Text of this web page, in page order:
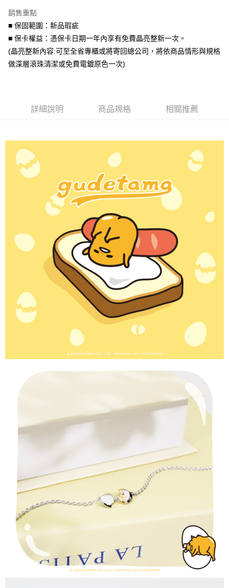
匯豐（台灣）商業銀行
聯邦商業銀行
元大商業銀行
永豐商業銀行
台新國際商業銀行
中國信託商業銀行
台灣樂天信用卡公司
臺灣中小企業銀行
匯豐（台灣）商業銀行
聯邦商業銀行
遠東國際商業銀行
元大商業銀行
永豐商業銀行
玉山商業銀行
Apple Pay
街口支付
悠遊付
【關於「AFTEE先享後付」】
１．簡單：不需註冊會員、不需綁卡、不需儲值。
２．便利：只要手機號碼，簡訊認證，即可結帳。
３．安心：先確認商品／服務後，再付款。
【「AFTEE先享後付」結帳流程】
１．於結帳方式選擇「AFTEE先享後付」後，將跳轉至「AFTEE先享後付」
結帳頁面，進行簡訊認證並確認金額後，即可完成結帳。
２．訂單成立數日內，您將收到繳費通知簡訊。
３．收到繳費通知簡訊後14天內，點擊此簡訊中的連結，可透過四大超商／
ATM／網路銀行／等多元方式進行付款，方視為交易完成。
※ 請注意：結帳手續完成當下不需立刻繳費，但若您需要取消訂單，請聯絡
購買商品的店家。未經商家同意取消之訂單仍視為有效，需透過AFTEE先享
後付繳納相關費用。
※ 交易是否成功請以「AFTEE先享後付 」之結帳頁面顯示為準，若有關於
是否繳費成功／繳費後需取消欲退款等相關疑問，請聯繫「AFTEE先享後付
客戶支援中心」
https://netprotections.freshdesk.com/support/home
【注意事項】
１．透過由恩沛科技股份有限公司提供之「AFTEE先享後付」服務完成之交
易，需依本服務之必要範圍內提供個人資料，並將交易相關給付款項請求債
權轉讓予恩沛科技股份有限公司。
２．關於個人資料處理事宜，請瀏覽以下網址：
https://aftee.tw/terms/#terms3
３．未成年的使用者請事先徵得法定代理人或監護人之同意方可使用
４．使用「AFTEE先享後付」時，將依據個別帳號之用戶狀況，依本公司即
時審查核予不同之上限額度；若仍有額度不足之情形，本公司將視審查結果
請求用戶進行身份認證。
５．嚴禁一人註冊多個帳號或使用他人資訊註冊。若發現惡意使用之情形，
恩沛科技股份有限公司將有權停止該用戶之使用額度並採取法律行動。
貨到付款
運送方式
每筆NT$60，滿NT$1,500(含以上)免運費
付款後全家取貨
每筆NT$60，滿NT$1,500(含以上)免運費
7-11取貨付款
每筆NT$60，滿NT$1,500(含以上)免運費
付款後7-11取貨
每筆NT$60，滿NT$1,500(含以上)免運費
宅配
每筆NT$60，滿NT$1,500(含以上)免運費
免運費
貨到付款
每筆NT$90
查看運費
銷售重點
■ 保固範圍：新品瑕疵
■ 保卡權益：憑保卡日期一年內享有免費晶亮整新一次。
(晶亮整新內容:可至全省專櫃或將寄回總公司，將依商品情形與規格
做深層滾珠清潔或免費電鍍原色一次)
詳細說明 商品規格 相關推薦